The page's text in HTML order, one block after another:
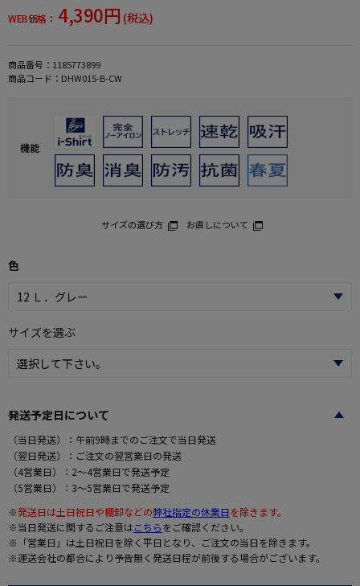
WEB価格： 4,390円 (税込)
商品番号： 1185773899
商品コード： DHW015-B-CW
機能
サイズの選び方 お直しについて
色
サイズを選ぶ
発送予定日について
（当日発送）：午前9時までのご注文で当日発送
（翌日発送）：ご注文の翌営業日の発送
（4営業日）：2～4営業日で発送予定
（5営業日）：3～5営業日で発送予定
※発送日は土日祝日や棚卸などの弊社指定の休業日を除きます。
※当日発送に関するご注意はこちらをご確認ください。
※「営業日」は土日祝日を除く平日となり、ご注文の当日を除きます。
※運送会社の都合により予告無く発送日程が前後する場合がございます。